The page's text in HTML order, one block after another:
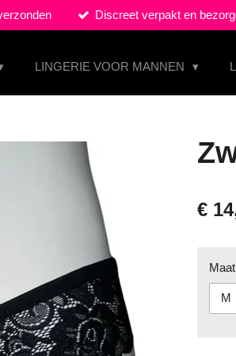
Discreet verpakt en
LINGERIE VOOR MANNEN
€
Maat